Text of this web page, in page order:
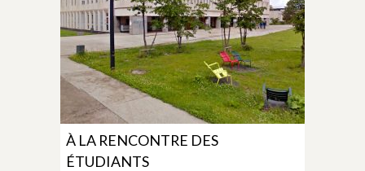
À LA RENCONTRE DES
ÉTUDIANTS